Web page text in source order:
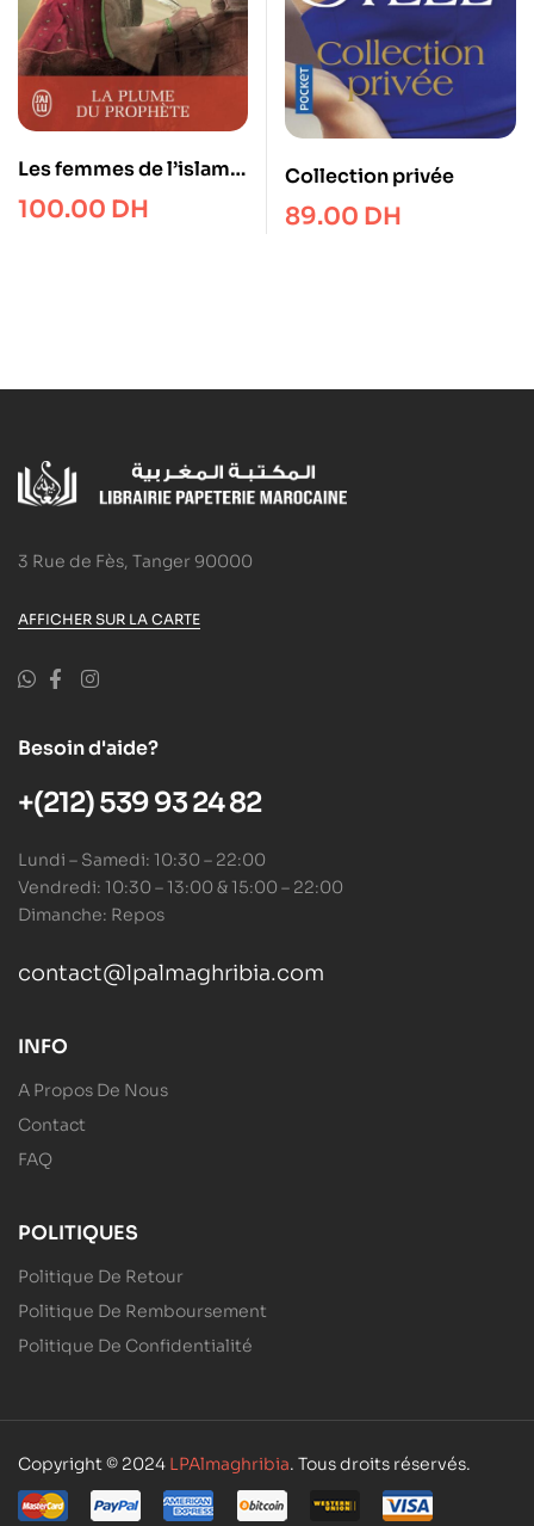
Les femmes de l’islam –
Aïcha
100.00 DH
Collection privée
89.00 DH
3 Rue de Fès, Tanger 90000
AFFICHER SUR LA CARTE
Besoin d'aide?
+(212) 539 93 24 82
Lundi – Samedi: 10:30 – 22:00
Vendredi: 10:30 – 13:00 & 15:00 – 22:00
Dimanche: Repos
contact@lpalmaghribia.com
INFO
A Propos De Nous
Contact
FAQ
POLITIQUES
Politique De Retour
Politique De Remboursement
Politique De Confidentialité
Copyright © 2024 LPAlmaghribia. Tous droits réservés.